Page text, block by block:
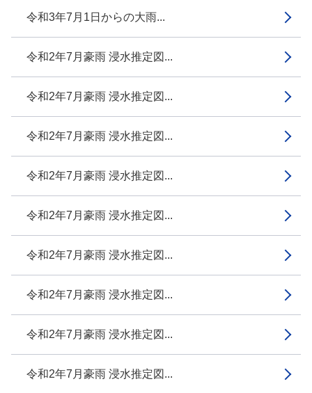
令和3年7月1日からの大雨...
令和2年7月豪雨 浸水推定図...
令和2年7月豪雨 浸水推定図...
令和2年7月豪雨 浸水推定図...
令和2年7月豪雨 浸水推定図...
令和2年7月豪雨 浸水推定図...
令和2年7月豪雨 浸水推定図...
令和2年7月豪雨 浸水推定図...
令和2年7月豪雨 浸水推定図...
令和2年7月豪雨 浸水推定図...